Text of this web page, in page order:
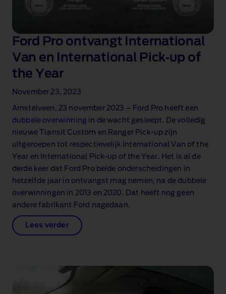
Ford Pro ontvangt International
Van en International Pick‑up of
the Year
November 23, 2023
Amstelveen, 23 november 2023 – Ford Pro heeft een
dubbele overwinning in de wacht gesleept. De volledig
nieuwe Transit Custom en Ranger Pick‑up zijn
uitgeroepen tot respectievelijk International Van of the
Year en International Pick‑up of the Year. Het is al de
derde keer dat Ford Pro beide onderscheidingen in
hetzelfde jaar in ontvangst mag nemen, na de dubbele
overwinningen in 2013 en 2020. Dat heeft nog geen
andere fabrikant Ford nagedaan.
Lees verder